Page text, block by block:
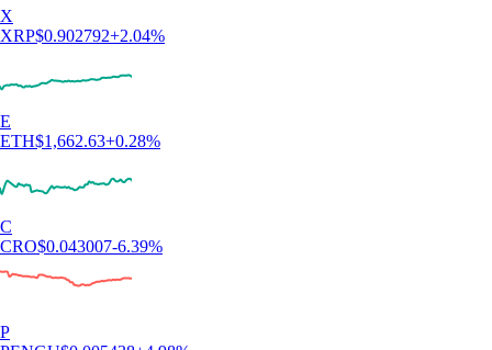
X
XRP$0.902792+2.04%
E
ETH$1,662.63+0.28%
C
CRO$0.043007-6.39%
P